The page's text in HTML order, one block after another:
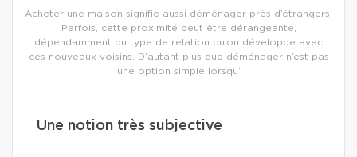
Acheter une maison signifie aussi déménager près d’étrangers.
Parfois, cette proximité peut être dérangeante,
dépendamment du type de relation qu’on développe avec
ces nouveaux voisins. D’autant plus que déménager n’est pas
une option simple lorsqu’
Une notion très subjective